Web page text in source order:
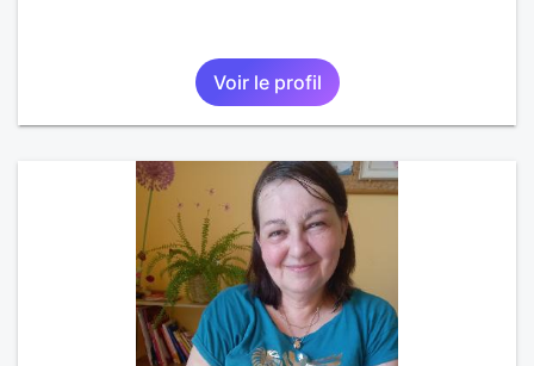
Voir le profil